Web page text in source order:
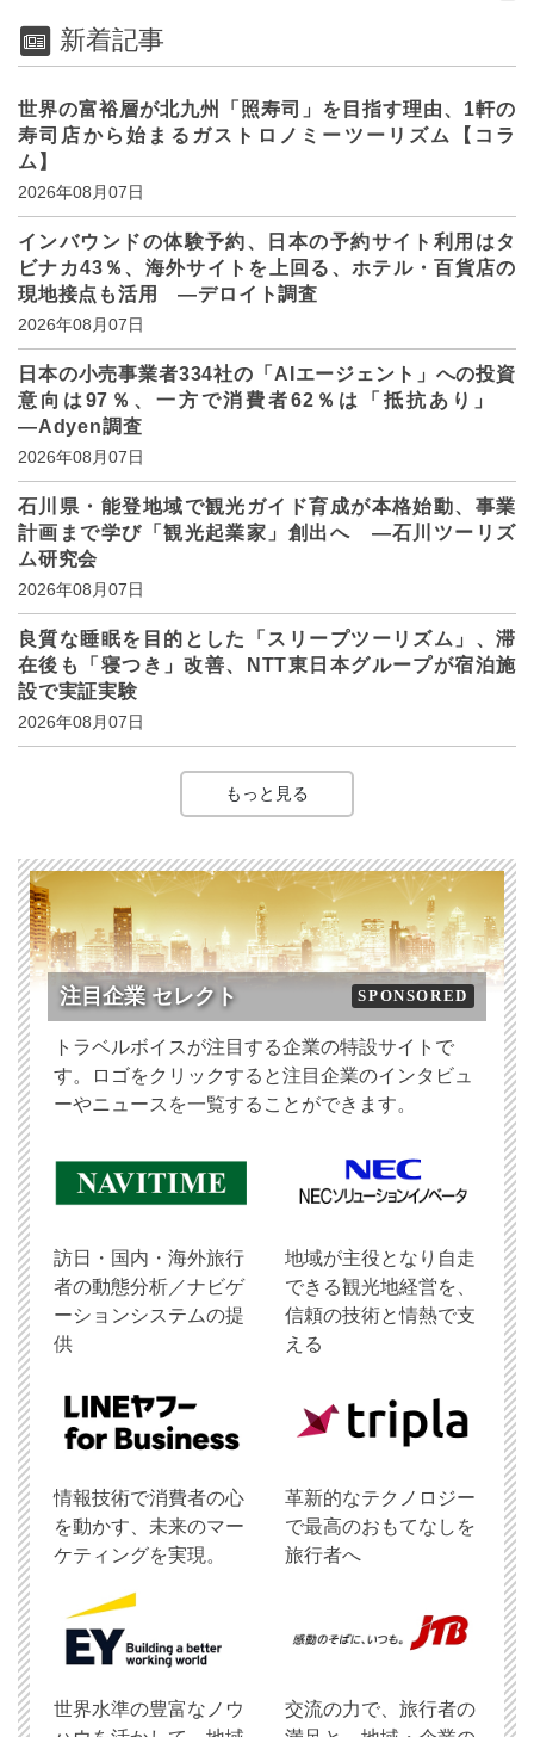
新着記事
世界の富裕層が北九州「照寿司」を目指す理由、1軒の
寿司店から始まるガストロノミーツーリズム【コラ
ム】
2026年08月07日
インバウンドの体験予約、日本の予約サイト利用はタ
ビナカ43％、海外サイトを上回る、ホテル・百貨店の
現地接点も活用 ―デロイト調査
2026年08月07日
日本の小売事業者334社の「AIエージェント」への投資
意向は97％、一方で消費者62％は「抵抗あり」
―Adyen調査
2026年08月07日
石川県・能登地域で観光ガイド育成が本格始動、事業
計画まで学び「観光起業家」創出へ ―石川ツーリズ
ム研究会
2026年08月07日
良質な睡眠を目的とした「スリープツーリズム」、滞
在後も「寝つき」改善、NTT東日本グループが宿泊施
設で実証実験
2026年08月07日
もっと見る
注目企業 セレクト SPONSORED
トラベルボイスが注目する企業の特設サイトで
す。ロゴをクリックすると注目企業のインタビュ
ーやニュースを一覧することができます。
訪日・国内・海外旅行
者の動態分析／ナビゲ
ーションシステムの提
供
地域が主役となり自走
できる観光地経営を、
信頼の技術と情熱で支
える
情報技術で消費者の心
を動かす、未来のマー
ケティングを実現。
革新的なテクノロジー
で最高のおもてなしを
旅行者へ
世界水準の豊富なノウ
交流の力で、旅行者の